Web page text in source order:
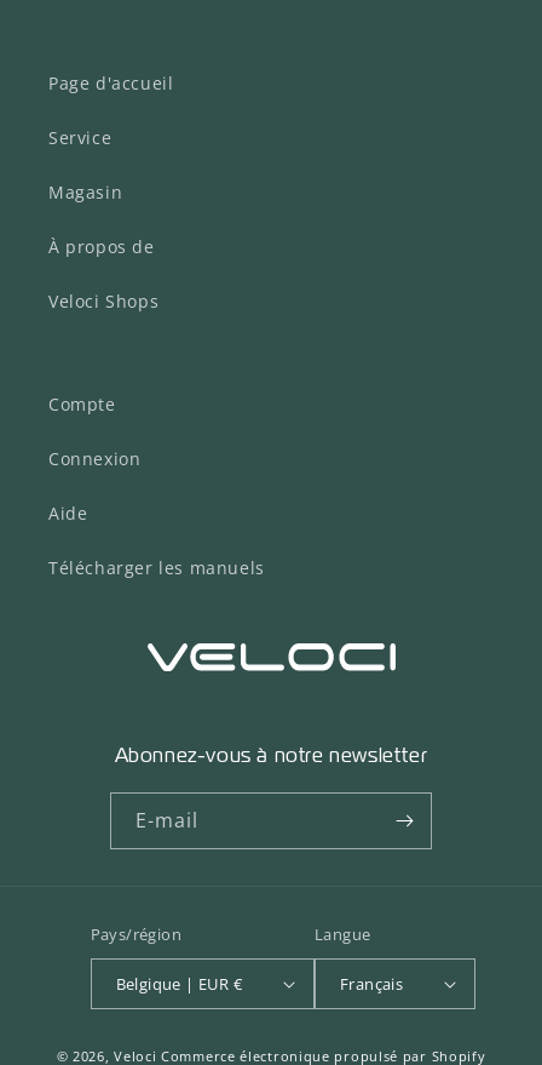
Page d'accueil
Service
Magasin
À propos de
Veloci Shops
Compte
Connexion
Aide
Télécharger les manuels
Abonnez-vous à notre newsletter
E-mail
Pays/région
Belgique | EUR €
Langue
Français
© 2026,Veloci Commerce électronique propulsé par Shopify